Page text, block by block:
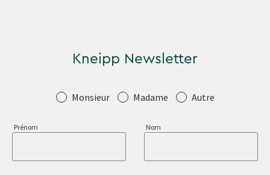
Kneipp Newsletter
SalutationMonsieur Madame Autre
Prénom Nom